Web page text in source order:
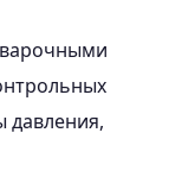
давления,